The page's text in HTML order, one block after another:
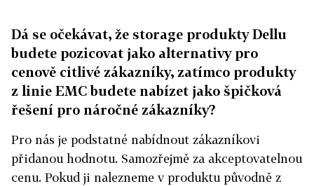
Dá se očekávat, že storage produkty Dellu
budete pozicovat jako alternativy pro
cenově citlivé zákazníky, zatímco produkty
z linie EMC budete nabízet jako špičková
řešení pro náročné zákazníky?
Pro nás je podstatné nabídnout zákazníkovi
přidanou hodnotu. Samozřejmě za akceptovatelnou
cenu. Pokud ji nalezneme v produktu původně z